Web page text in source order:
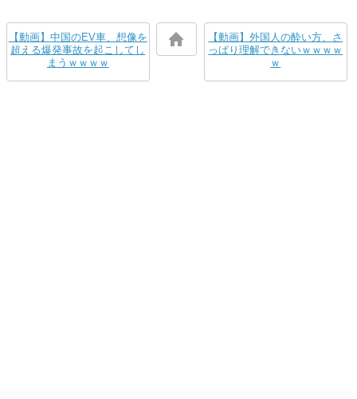
【動画】中国のEV車、想像を
超える爆発事故を起こしてし
まうｗｗｗｗ
【動画】外国人の酔い方、さ
っぱり理解できないｗｗｗｗ
ｗ